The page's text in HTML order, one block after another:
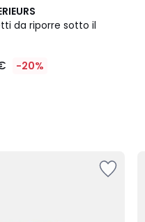
da riporre sotto il
-20%